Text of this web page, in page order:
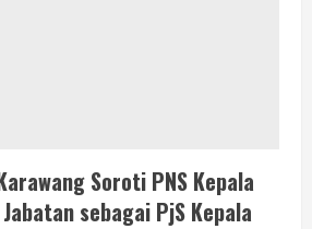
Soroti PNS Kepala
sebagai PjS Kepala